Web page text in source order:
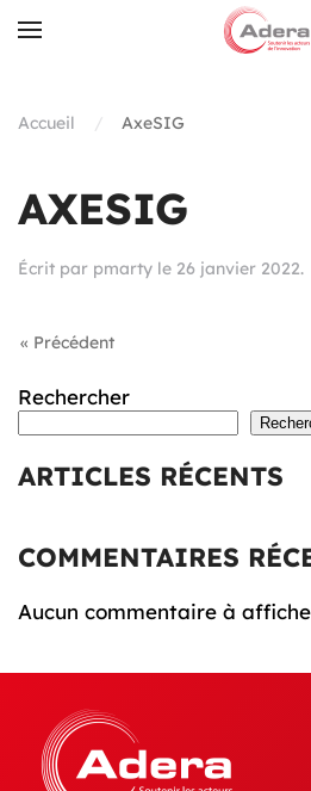
Skip to main content
Accueil AxeSIG
AXESIG
Écrit par pmarty le 26 janvier 2022.
« Précédent
Rechercher
ARTICLES RÉCENTS
COMMENTAIRES
Aucun commentaire à